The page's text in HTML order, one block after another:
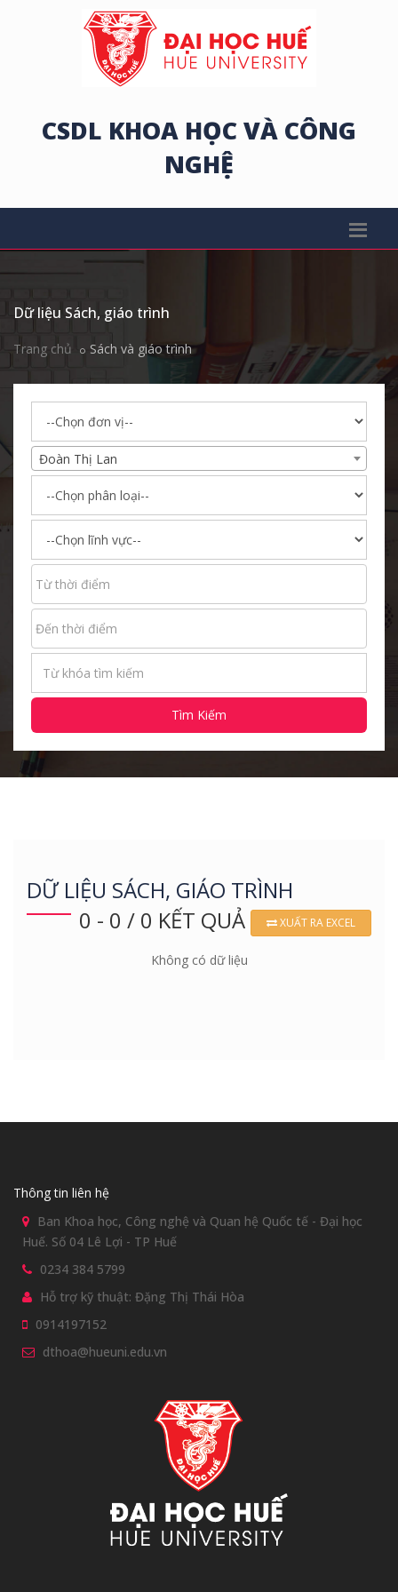
CSDL KHOA HỌC VÀ CÔNG
NGHỆ
Dữ liệu Sách, giáo trình
Trang chủ Sách và giáo trình
Đoàn Thị Lan
Tìm Kiếm
DỮ LIỆU SÁCH, GIÁO TRÌNH
0 - 0 / 0 KẾT QUẢ
XUẤT RA EXCEL
Không có dữ liệu
Thông tin liên hệ
Ban Khoa học, Công nghệ và Quan hệ Quốc tế - Đại học
Huế. Số 04 Lê Lợi - TP Huế
0234 384 5799
Hỗ trợ kỹ thuật: Đặng Thị Thái Hòa
0914197152
dthoa@hueuni.edu.vn